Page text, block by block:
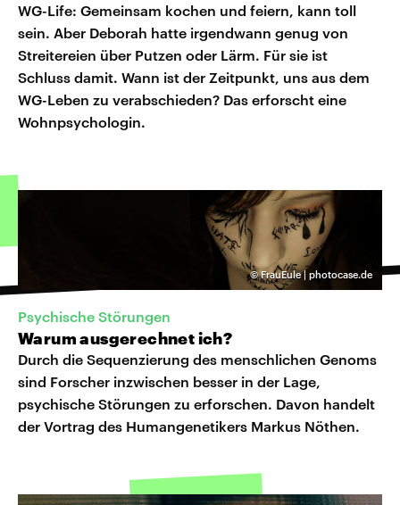
WG-Life: Gemeinsam kochen und feiern, kann toll
sein. Aber Deborah hatte irgendwann genug von
Streitereien über Putzen oder Lärm. Für sie ist
Schluss damit. Wann ist der Zeitpunkt, uns aus dem
WG-Leben zu verabschieden? Das erforscht eine
Wohnpsychologin.
©FrauEule | photocase.de
​Psychische Störungen
Warum ausgerechnet ich?
Durch die Sequenzierung des menschlichen Genoms
sind Forscher inzwischen besser in der Lage,
psychische Störungen zu erforschen. Davon handelt
der Vortrag des Humangenetikers Markus Nöthen.